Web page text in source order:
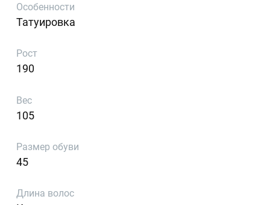
Особенности
Татуировка
Рост
190
Вес
105
Размер обуви
45
Длина волос